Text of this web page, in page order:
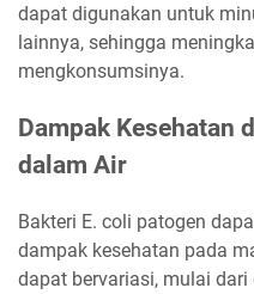
dapat digunakan untuk
lainnya, sehingga
mengkonsumsinya.
Dampak Kesehatan
dalam Air
Bakteri E. coli patogen
dampak kesehatan pada
dapat bervariasi, mulai